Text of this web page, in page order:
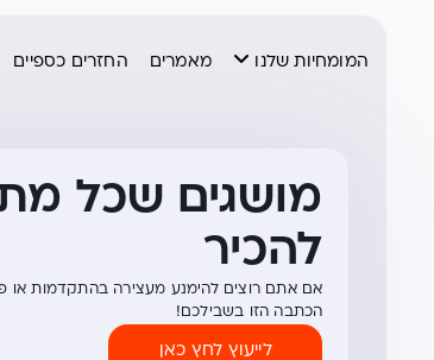
המומחיות שלנו מאמרים החזרים כספיים
מושגים שכל
להכיר
אם אתם רוצים להימנע מעצירה בהתקדמות או
הכתבה הזו בשבילכם!
לייעוץ לחץ כאן